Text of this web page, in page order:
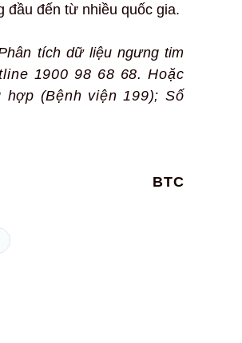
đầu đến từ nhiều quốc gia.
tích dữ liệu ngưng tim
1900 98 68 68. Hoặc
(Bệnh viện 199); Số
BTC